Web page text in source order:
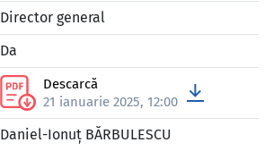
Director general
Da
Descarcă
21 ianuarie 2025, 12:00
Daniel-Ionuț BĂRBULESCU